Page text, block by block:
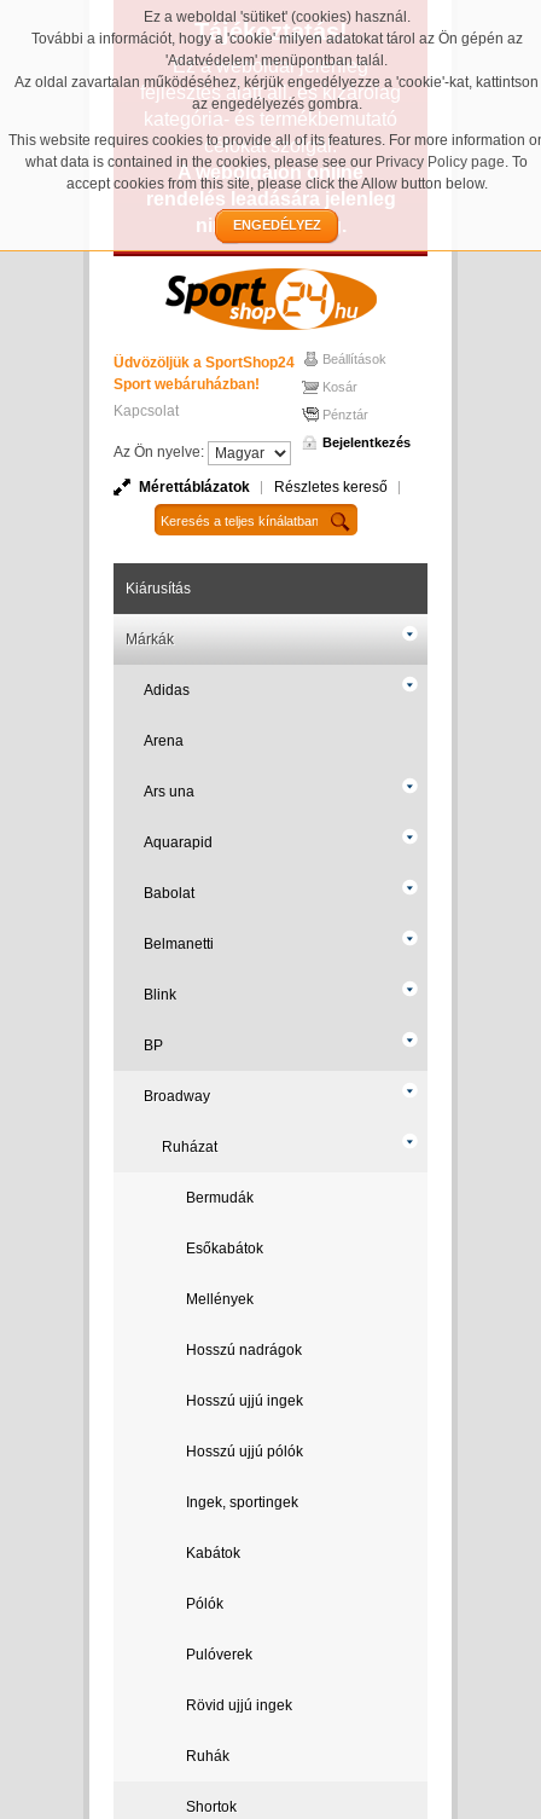
Ez a weboldal 'sütiket' (cookies) használ.
További a információt, hogy a 'cookie' milyen adatokat tárol az Ön gépén az
'Adatvédelem' menüpontban talál.
Az oldal zavartalan működéséhez, kérjük engedélyezze a 'cookie'-kat, kattintson
az engedélyezés gombra.
This website requires cookies to provide all of its features. For more information
what data is contained in the cookies, please see our Privacy Policy page. To
accept cookies from this site, please click the Allow button below.
ENGEDÉLYEZ
Tájékoztatás!
Ez a weboldal jelenleg
fejlesztés alatt áll, és kizárólag
kategória- és termékbemutató
célokat szolgál.
A weboldalon online
rendelés leadására jelenleg
nincs lehetőség.
Üdvözöljük a SportShop24
Sport webáruházban!
Kapcsolat
Az Ön nyelve:
Beállítások
Kosár
Pénztár
Bejelentkezés
Mérettáblázatok Részletes kereső
Kiárusítás
Márkák
Adidas
Arena
Ars una
Aquarapid
Babolat
Belmanetti
Blink
BP
Broadway
Ruházat
Bermudák
Esőkabátok
Mellények
Hosszú nadrágok
Hosszú ujjú ingek
Hosszú ujjú pólók
Ingek, sportingek
Kabátok
Pólók
Pulóverek
Rövid ujjú ingek
Ruhák
Shortok